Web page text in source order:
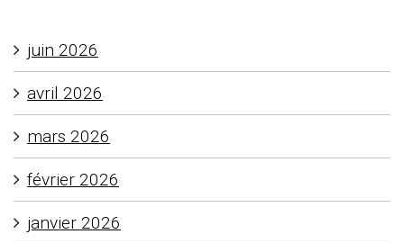
juin 2026
avril 2026
mars 2026
février 2026
janvier 2026